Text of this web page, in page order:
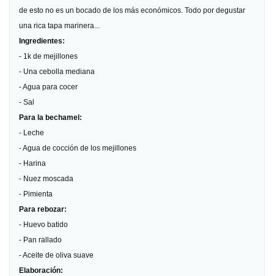
de esto no es un bocado de los más económicos. Todo por degustar
una rica tapa marinera...
Ingredientes:
- 1k de mejillones
- Una cebolla mediana
- Agua para cocer
- Sal
Para la bechamel:
- Leche
- Agua de cocción de los mejillones
- Harina
- Nuez moscada
- Pimienta
Para rebozar:
- Huevo batido
- Pan rallado
- Aceite de oliva suave
Elaboración: